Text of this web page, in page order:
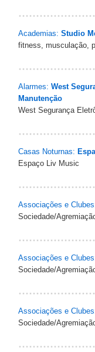
Academias: Studio
fitness, musculação,
Alarmes: West
Manutenção
West Segurança
Casas Noturnas:
Espaço Liv Music
Associações e
Sociedade/
Associações e
Sociedade/
Associações e
Sociedade/